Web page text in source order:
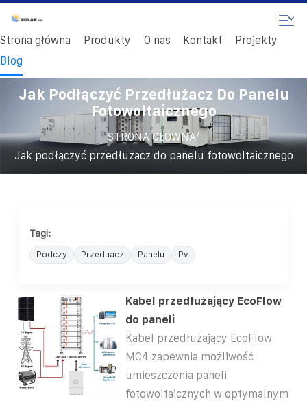
Strona główna Produkty O nas Kontakt
Projekty
Blog
Jak Podłączyć Przedłużacz Do Panelu
Fotowoltaicznego
STRONA GŁÓWNA/
Jak podłączyć przedłużacz do panelu fotowoltaicznego
Tagi:
Podczy Przeduacz Panelu Pv
Kabel przedłużający EcoFlow
do paneli
Kabel przedłużający EcoFlow
MC4 zapewnia możliwość
umieszczenia paneli
fotowoltaicznych w optymalnym